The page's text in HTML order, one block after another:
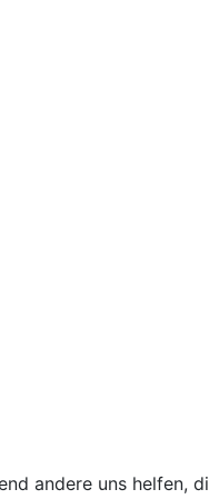
andere uns helfen,